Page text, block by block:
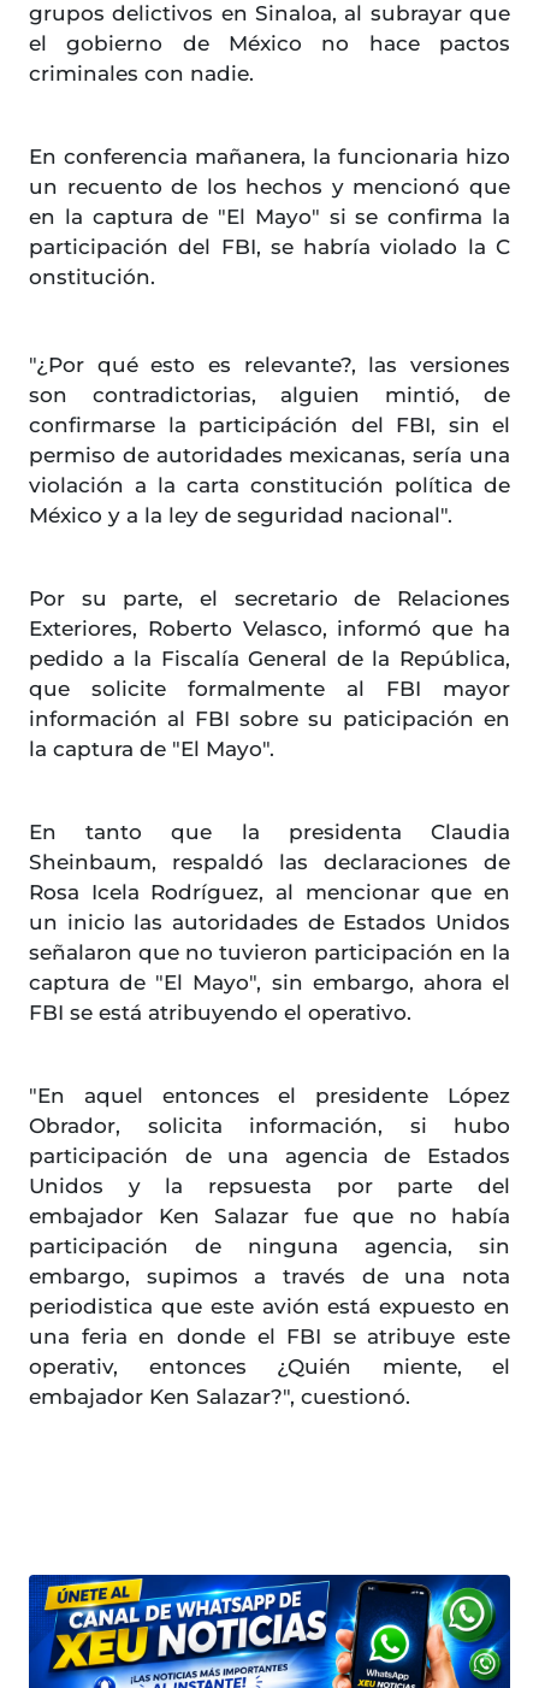
grupos delictivos en Sinaloa, al subrayar que
el gobierno de México no hace pactos
criminales con nadie.
En conferencia mañanera, la funcionaria hizo
un recuento de los hechos y mencionó que
en la captura de "El Mayo" si se confirma la
participación del FBI, se habría violado la C
onstitución.
"¿Por qué esto es relevante?, las versiones
son contradictorias, alguien mintió, de
confirmarse la participáción del FBI, sin el
permiso de autoridades mexicanas, sería una
violación a la carta constitución política de
México y a la ley de seguridad nacional".
Por su parte, el secretario de Relaciones
Exteriores, Roberto Velasco, informó que ha
pedido a la Fiscalía General de la República,
que solicite formalmente al FBI mayor
información al FBI sobre su paticipación en
la captura de "El Mayo".
En tanto que la presidenta Claudia
Sheinbaum, respaldó las declaraciones de
Rosa Icela Rodríguez, al mencionar que en
un inicio las autoridades de Estados Unidos
señalaron que no tuvieron participación en la
captura de "El Mayo", sin embargo, ahora el
FBI se está atribuyendo el operativo.
"En aquel entonces el presidente López
Obrador, solicita información, si hubo
participación de una agencia de Estados
Unidos y la repsuesta por parte del
embajador Ken Salazar fue que no había
participación de ninguna agencia, sin
embargo, supimos a través de una nota
periodistica que este avión está expuesto en
una feria en donde el FBI se atribuye este
operativ, entonces ¿Quién miente, el
embajador Ken Salazar?", cuestionó.